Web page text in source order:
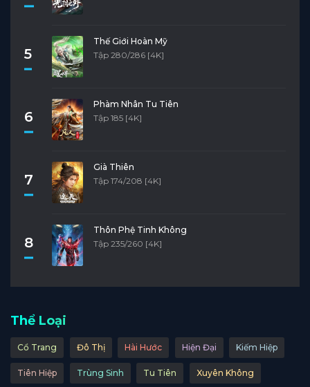
5
Thế Giới Hoàn Mỹ
Tập 280/286 [4K]
6
Phàm Nhân Tu Tiên
Tập 185 [4K]
7
Già Thiên
Tập 174/208 [4K]
8
Thôn Phệ Tinh Không
Tập 235/260 [4K]
Thể Loại
Cổ Trang Đô Thị Hài Hước Hiện Đại Kiếm Hiệp
Tiên Hiệp Trùng Sinh Tu Tiên Xuyên Không